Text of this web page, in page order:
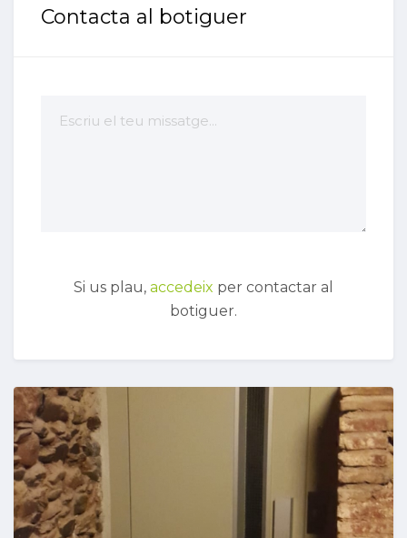
Contacta al botiguer
Si us plau, accedeix per contactar al
botiguer.